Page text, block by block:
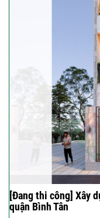
[Đang thi công] Xây
quận Bình Tân